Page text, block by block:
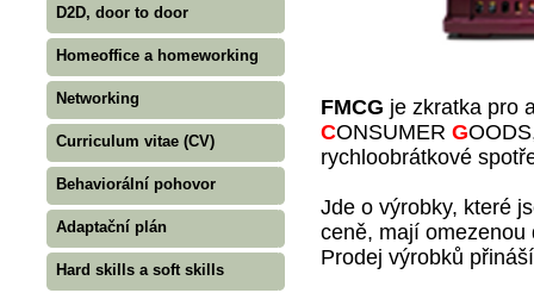
D2D, door to door
Homeoffice a homeworking
Networking
Curriculum vitae (CV)
Behaviorální pohovor
Adaptační plán
Hard skills a soft skills
FMCG je zkratka pro
CONSUMER G
rychloobrátkové
Jde o výrobky, které
ceně, mají omezenou
Prodej výrobků